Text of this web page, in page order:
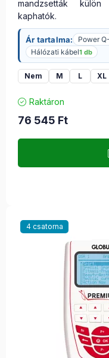
mandzsetták
kaphatók.
Ár tartalma: Power
Hálózati kábel1 db
Nem M L XL
Raktáron
76 545 Ft
4 csatorna